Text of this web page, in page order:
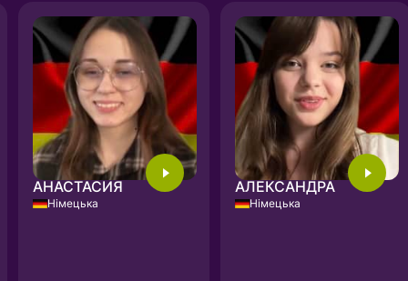
АЛЕКСАНДРА
Німецька
АНАСТАСИЯ
Німецька